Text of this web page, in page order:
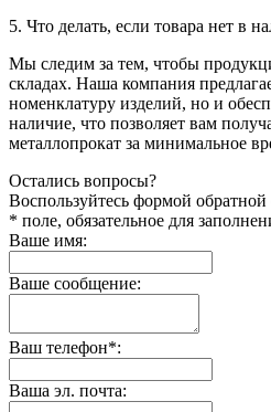
5. Что делать, если товара нет в
Мы следим за тем, чтобы
складах. Наша компания
номенклатуру изделий, но и
наличие, что позволяет вам
металлопрокат за минимальное
Остались вопросы?
Воспользуйтесь формой обратной
* поле, обязательное для
Ваше имя:
Ваше сообщение:
Ваш телефон*:
Ваша эл. почта: